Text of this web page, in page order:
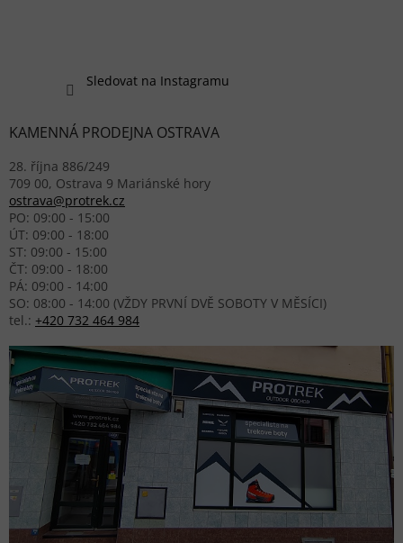
Sledovat na Instagramu
KAMENNÁ PRODEJNA OSTRAVA
28. října 886/249
709 00, Ostrava 9 Mariánské hory
ostrava@protrek.cz
PO: 09:00 - 15:00
ÚT: 09:00 - 18:00
ST: 09:00 - 15:00
ČT: 09:00 - 18:00
PÁ: 09:00 - 14:00
SO: 08:00 - 14:00 (VŽDY PRVNÍ DVĚ SOBOTY V MĚSÍCI)
tel.: +420 732 464 984